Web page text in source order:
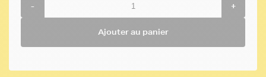
- +
Ajouter au panier